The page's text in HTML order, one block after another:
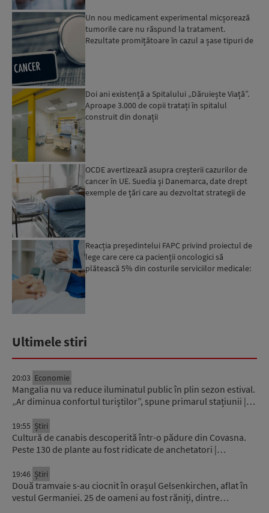
Un nou medicament experimental micșorează
tumorile care nu răspund la tratament.
Rezultate promițătoare în cazul a șase tipuri de
Doi ani existență a Spitalului „Dăruiește Viață”.
Aproape 3.000 de copii tratați în spitalul
construit din donații
OCDE avertizează asupra creșterii cazurilor de
cancer în UE. Suedia şi Danemarca, date drept
exemple de ţări care au dezvoltat strategii de
Reacția președintelui FAPC privind proiectul de
lege care cere ca pacienții oncologici să
plătească 5% din costurile serviciilor medicale:
Ultimele stiri
20:03 Economie
Mangalia nu va reduce iluminatul public în plin sezon estival.
„Ar diminua confortul turiștilor”, spune primarul stațiunii |…
19:55 Știri
Cultură de canabis descoperită într-o pădure din Covasna.
Peste 130 de plante au fost ridicate de anchetatori |…
19:46 Știri
Două tramvaie s-au ciocnit în orașul Gelsenkirchen, aflat în
vestul Germaniei. 25 de oameni au fost răniți, dintre…